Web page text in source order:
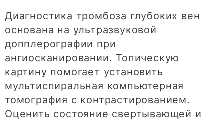
Диагностика тромбоза глубоких вен
основана на ультразвуковой
допплерографии при
ангиосканировании. Топическую
картину помогает установить
мультиспиральная компьютерная
томография с контрастированием.
Оценить состояние свертывающей и